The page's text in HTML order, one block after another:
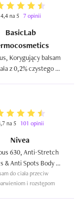
4,4 na 5 7 opinii
BasicLab
Korygujący balsam
z 0,2% czystego
na 5 101 opinii
Nivea
630, Anti-Stretch
& Anti Spots Body
Cream
do ciała przeciw
i rozstępom